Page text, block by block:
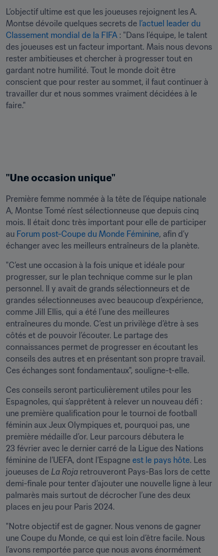
L’objectif ultime est que les joueuses rejoignent les A.
Montse dévoile quelques secrets de l’actuel leader du
Classement mondial de la FIFA : "Dans l’équipe, le talent
des joueuses est un facteur important. Mais nous devons
rester ambitieuses et chercher à progresser tout en
gardant notre humilité. Tout le monde doit être
conscient que pour rester au sommet, il faut continuer à
travailler dur et nous sommes vraiment décidées à le
faire."
"Une occasion unique"
Première femme nommée à la tête de l’équipe nationale
A, Montse Tomé n’est sélectionneuse que depuis cinq
mois. Il était donc très important pour elle de participer
au Forum post-Coupe du Monde Féminine, afin d’y
échanger avec les meilleurs entraîneurs de la planète.
"C’est une occasion à la fois unique et idéale pour
progresser, sur le plan technique comme sur le plan
personnel. Il y avait de grands sélectionneurs et de
grandes sélectionneuses avec beaucoup d’expérience,
comme Jill Ellis, qui a été l’une des meilleures
entraîneures du monde. C’est un privilège d’être à ses
côtés et de pouvoir l’écouter. Le partage des
connaissances permet de progresser en écoutant les
conseils des autres et en présentant son propre travail.
Ces échanges sont fondamentaux", souligne-t-elle.
Ces conseils seront particulièrement utiles pour les
Espagnoles, qui s’apprêtent à relever un nouveau défi :
une première qualification pour le tournoi de football
féminin aux Jeux Olympiques et, pourquoi pas, une
première médaille d’or. Leur parcours débutera le
23 février avec le dernier carré de la Ligue des Nations
féminine de l’UEFA, dont l’Espagne est le pays hôte. Les
joueuses de La Roja retrouveront Pays-Bas lors de cette
demi-finale pour tenter d’ajouter une nouvelle ligne à leur
palmarès mais surtout de décrocher l’une des deux
places en jeu pour Paris 2024.
"Notre objectif est de gagner. Nous venons de gagner
une Coupe du Monde, ce qui est loin d’être facile. Nous
l’avons remportée parce que nous avons énormément